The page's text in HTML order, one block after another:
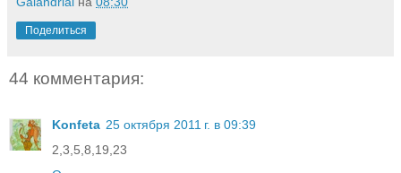
Поделиться
44 комментария:
Konfeta 25 октября 2011 г. в 09:39
2,3,5,8,19,23